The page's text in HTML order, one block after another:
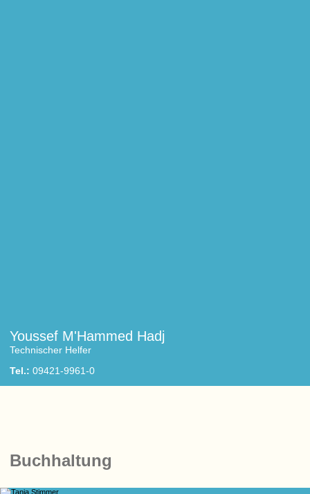
Youssef M'Hammed Hadj
Technischer Helfer
Tel.: 09421-9961-0
Buchhaltung